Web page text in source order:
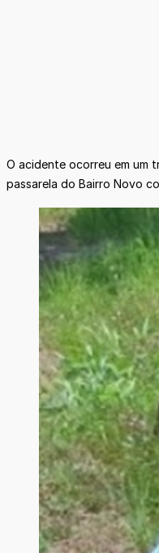
O acidente ocorreu em um
passarela do Bairro Novo